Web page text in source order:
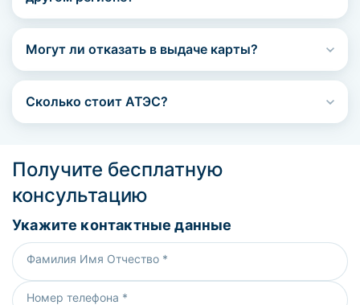
Могут ли отказать в выдаче карты?
Сколько стоит АТЭС?
Получите бесплатную
консультацию
Укажите контактные данные
Фамилия Имя Отчество *
Номер телефона *